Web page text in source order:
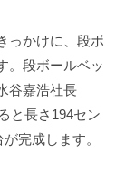
っかけに、段ボ
。段ボールベッ
谷嘉浩社長
と長さ194セン
完成します。